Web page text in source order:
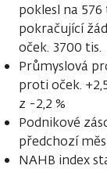
poklesl na
pokračující
oček. 3700 tis.
Průmyslová
proti oček.
z -2,2 %
Podnikové
předchozí
NAHB index